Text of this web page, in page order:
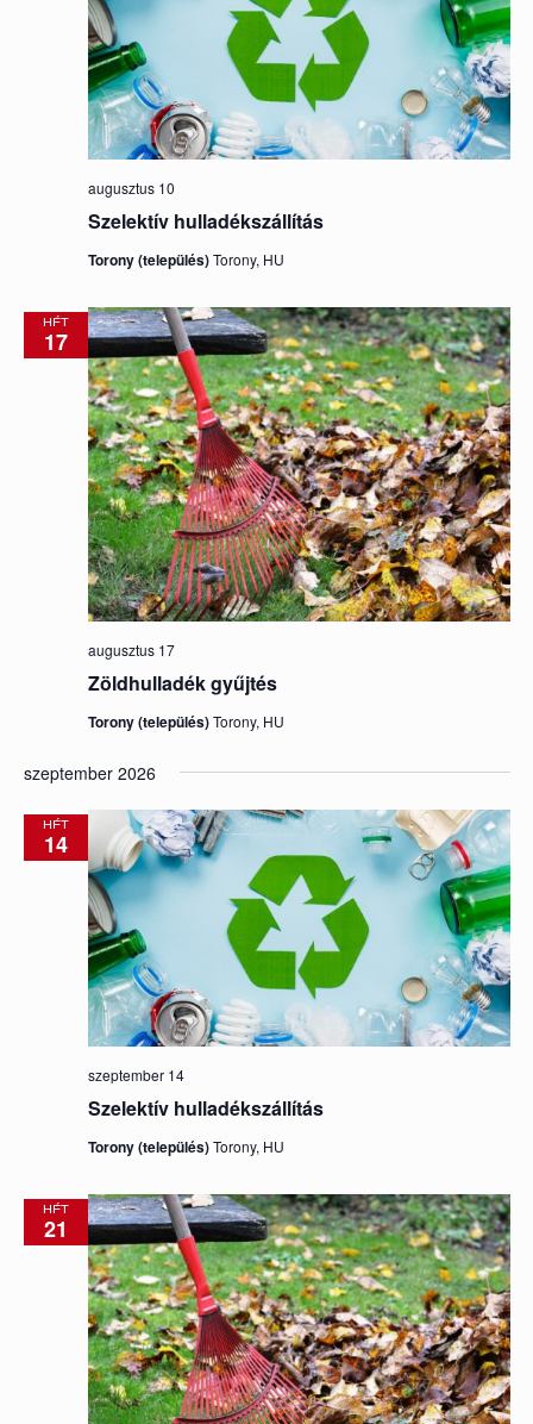
Szelektív hulladékszállítás
augusztus 10
Torony (település)Torony, HU
HÉT
17
Zöldhulladék gyűjtés
augusztus 17
Torony (település)Torony, HU
szeptember 2026
HÉT
14
Szelektív hulladékszállítás
szeptember 14
Torony (település)Torony, HU
HÉT
21